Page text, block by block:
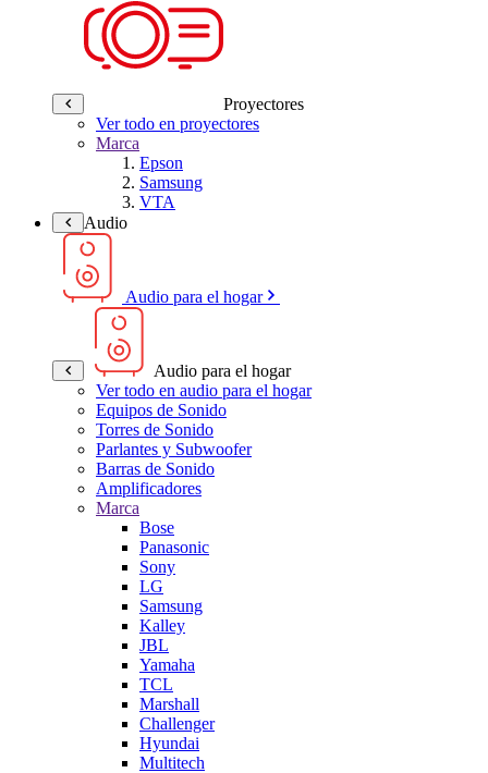
Proyectores
Ver todo en proyectores
Marca
Epson
Samsung
VTA
Audio
Audio para el hogar
Audio para el hogar
Ver todo en audio para el hogar
Equipos de Sonido
Torres de Sonido
Parlantes y Subwoofer
Barras de Sonido
Amplificadores
Marca
Bose
Panasonic
Sony
LG
Samsung
Kalley
JBL
Yamaha
TCL
Marshall
Challenger
Hyundai
Multitech